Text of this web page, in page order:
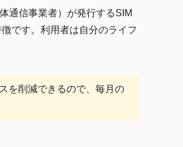
通信事業者）が発行するSIM
です。利用者は自分のライフ
を削減できるので、毎月の